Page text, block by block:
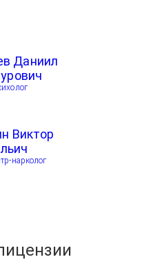
Даниил
Виктор
нарколог